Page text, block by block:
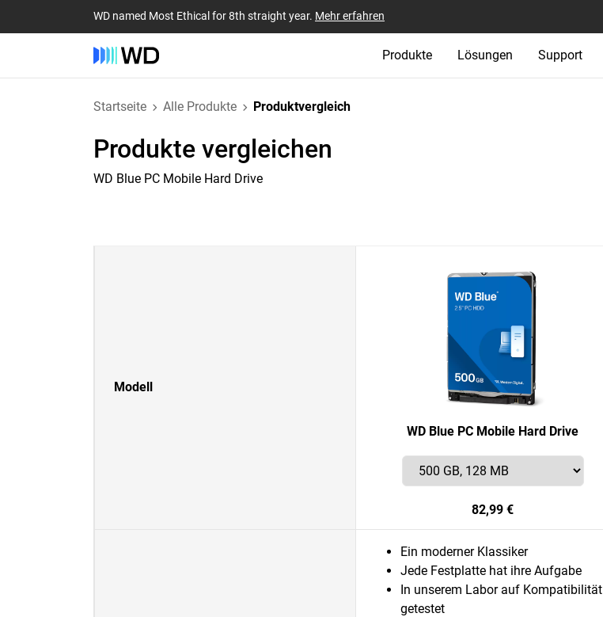
WD named Most Ethical for 8th straight year. Mehr erfahren
Produkte Lösungen Support
Startseite Alle Produkte Produktvergleich
Produkte vergleichen
WD Blue PC Mobile Hard Drive
Modell
WD Blue PC Mobile Hard Drive
82,99 €
Ein moderner Klassiker
Jede Festplatte hat ihre Aufgabe
In unserem Labor auf Kompatibilität
getestet